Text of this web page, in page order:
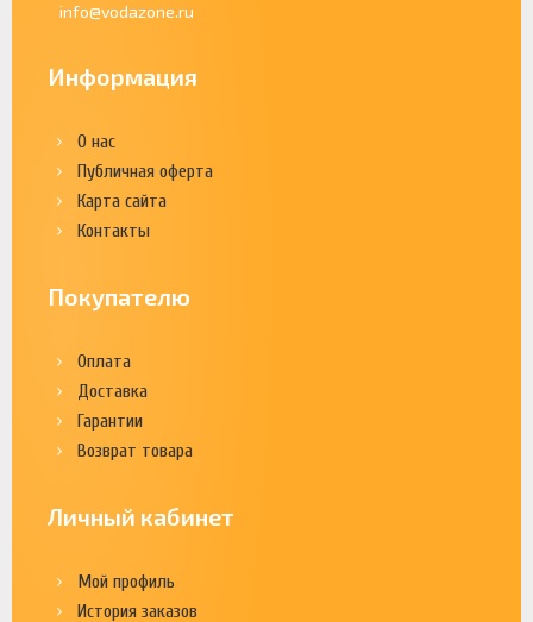
info@vodazone.ru
Информация
О нас
Публичная оферта
Карта сайта
Контакты
Покупателю
Оплата
Доставка
Гарантии
Возврат товара
Личный кабинет
Мой профиль
История заказов